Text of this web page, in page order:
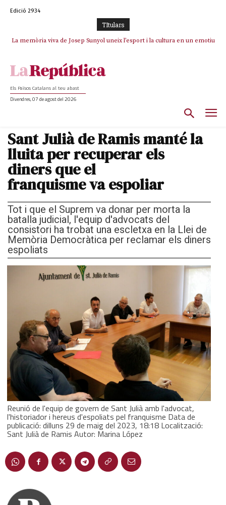
Edició 2934
TItulars
La memòria viva de Josep Sunyol uneix l’esport i la cultura en un emotiu
La “dignitat” a mitges de Marc Puigtió: renuncia a Girona pels àudios però
Els Països Catalans al teu abast
Divendres, 07 de agost del 2026
Sant Julià de Ramis manté la
lluita per recuperar els
diners que el
franquisme va espoliar
Tot i que el Suprem va donar per morta la
batalla judicial, l'equip d'advocats del
consistori ha trobat una escletxa en la Llei de
Memòria Democràtica per reclamar els diners
espoliats
Reunió de l'equip de govern de Sant Julià amb l'advocat,
l'historiador i hereus d'espoliats pel franquisme Data de
publicació: dilluns 29 de maig del 2023, 18:18 Localització:
Sant Julià de Ramis Autor: Marina López